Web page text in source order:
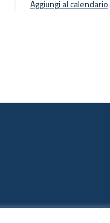
Aggiungi al calendario